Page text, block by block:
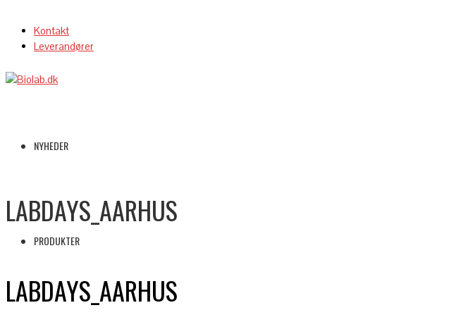
Kontakt
Leverandører
NYHEDER
PRODUKTER
LABDAYS_AARHUS
LABDAYS_AARHUS